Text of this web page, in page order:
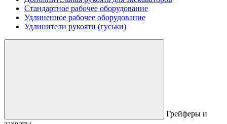
Стандартное рабочее оборудование
Удлиненное рабочее оборудование
Удлинители рукояти (гуськи)
Грейферы и